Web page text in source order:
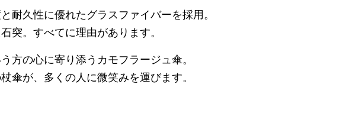
耐久性に優れたグラスファイバーを採用。
突。すべてに理由があります。
方の心に寄り添うカモフラージュ傘。
傘が、多くの人に微笑みを運びます。